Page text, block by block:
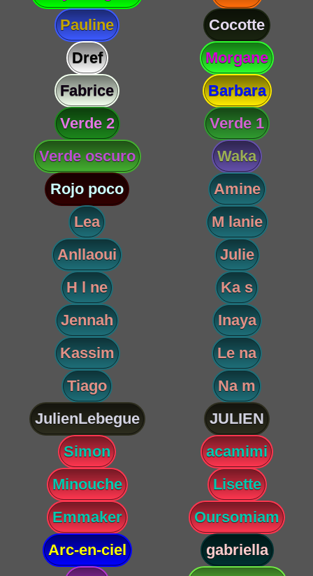
Pauline
Cocotte
Dref
Morgane
Fabrice
Barbara
Verde 2
Verde 1
Verde oscuro
Waka
Rojo poco
Amine
Lea
M lanie
Anllaoui
Julie
H l ne
Ka s
Jennah
Inaya
Kassim
Le na
Tiago
Na m
JulienLebegue
JULIEN
Simon
acamimi
Minouche
Lisette
Emmaker
Oursomiam
Arc-en-ciel
gabriella